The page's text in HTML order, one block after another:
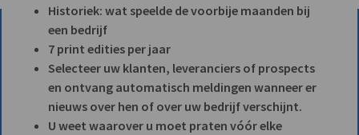
Historiek: wat speelde de voorbije maanden bij
een bedrijf
7 print edities per jaar
Selecteer uw klanten, leveranciers of prospects
en ontvang automatisch meldingen wanneer er
nieuws over hen of over uw bedrijf verschijnt.
U weet waarover u moet praten vóór elke